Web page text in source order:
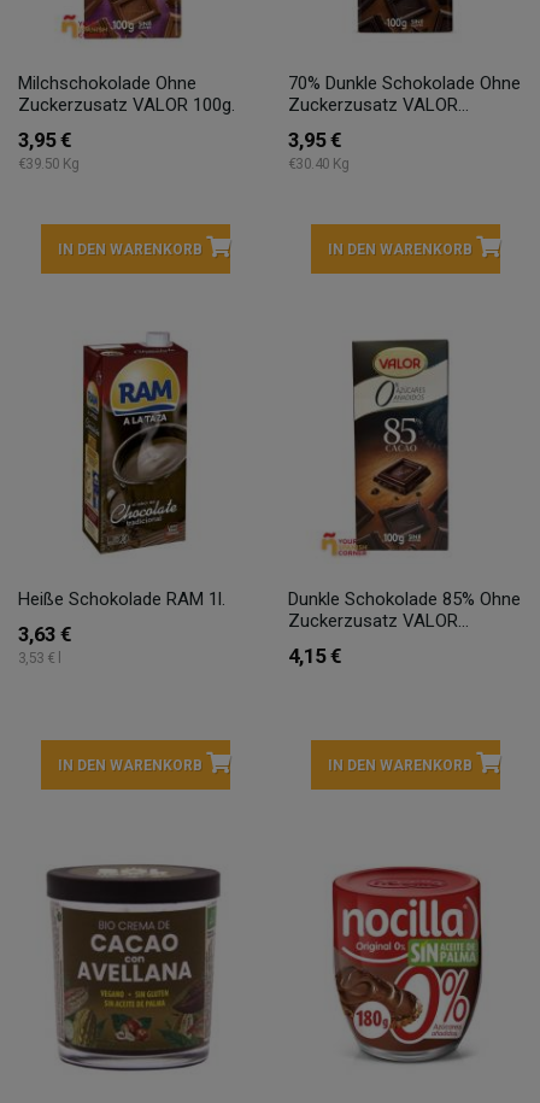
Milchschokolade Ohne
Zuckerzusatz VALOR 100g.
3,95 €
€39.50 Kg
IN DEN WARENKORB
70% Dunkle Schokolade Ohne
Zuckerzusatz VALOR...
3,95 €
€30.40 Kg
IN DEN WARENKORB
Heiße Schokolade RAM 1l.
3,63 €
3,53 € l
IN DEN WARENKORB
Dunkle Schokolade 85% Ohne
Zuckerzusatz VALOR...
4,15 €
IN DEN WARENKORB